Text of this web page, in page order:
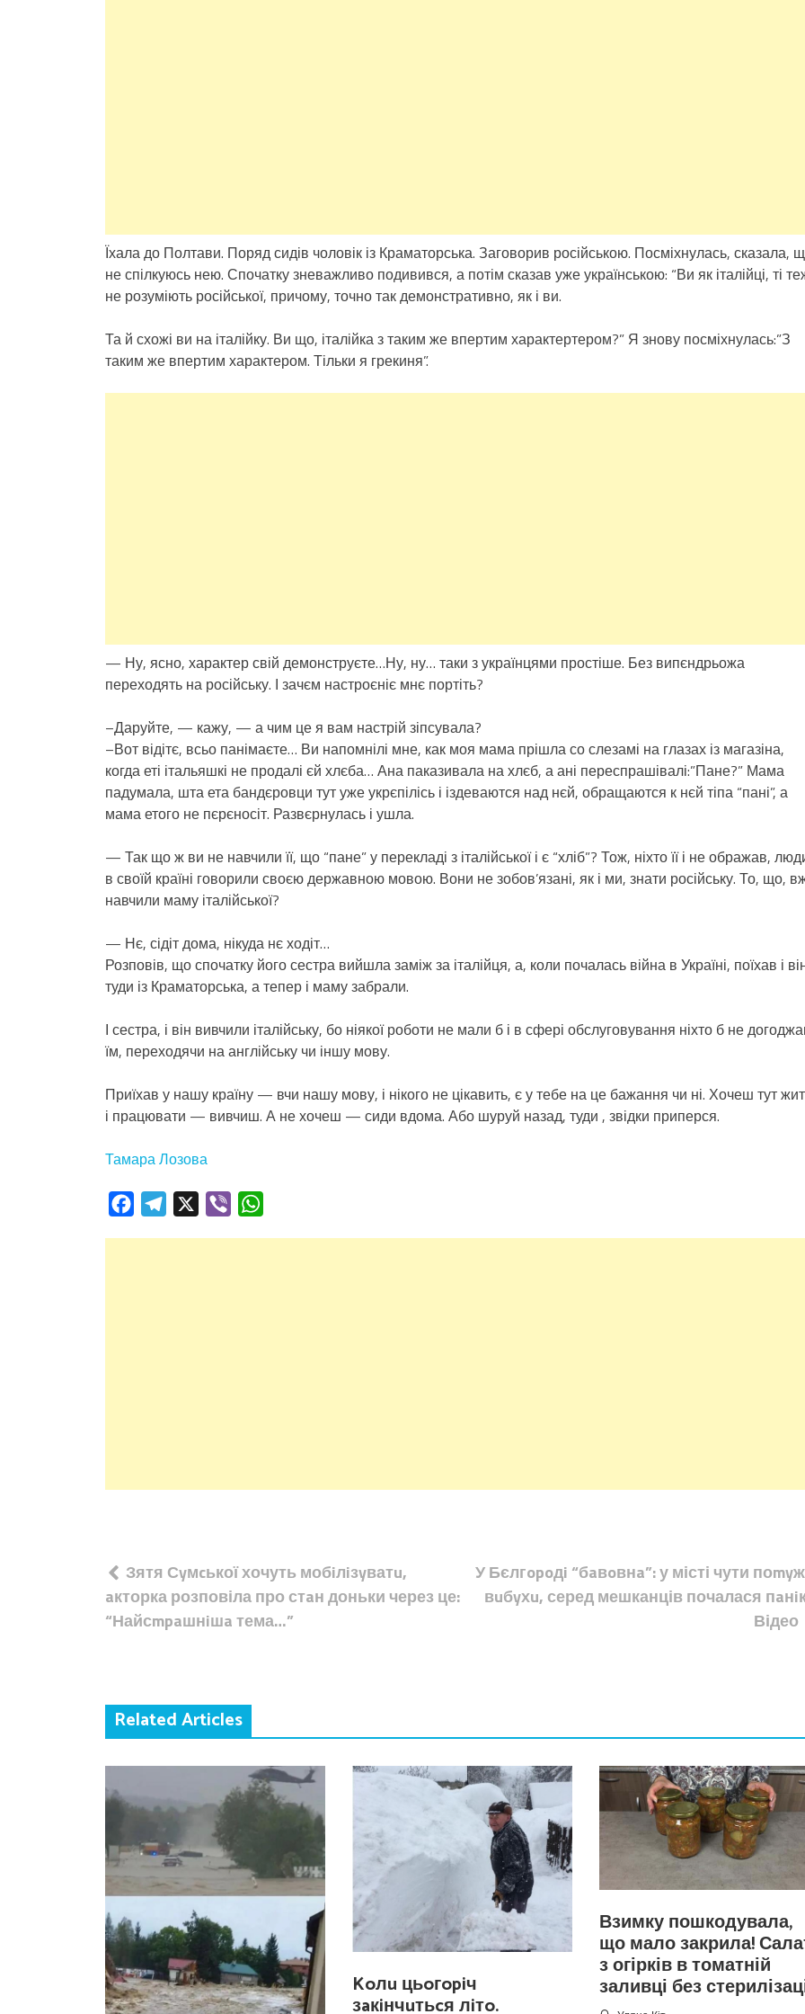
Їхала до Полтави. Поряд сидів чоловік із Краматорська. Заговорив російською. Посміхнулась, сказала,
не спілкуюсь нею. Спочатку зневажливо подивився, а потім сказав уже українською: “Ви як італійці, ті
не розуміють російської, причому, точно так демонстративно, як і ви.
Та й схожі ви на італійку. Ви що, італійка з таким же впертим характертером?” Я знову посміхнулась:”З
таким же впертим характером. Тільки я грекиня”.
— Ну, ясно, характер свій демонструєте…Ну, ну… таки з українцями простіше. Без випєндрьожа
переходять на російську. І зачєм настроєніє мнє портіть?
–Даруйте, — кажу, — а чим це я вам настрій зіпсувала?
–Вот відітє, всьо панімаєте… Ви напомнілі мне, как моя мама прішла со слезамі на глазах із магазіна,
когда еті італьяшкі не продалі єй хлєба… Ана паказивала на хлєб, а ані переспрашівалі:”Пане?” Мама
падумала, шта ета бандєровци тут уже укрєпілісь і іздеваются над нєй, обращаются к нєй тіпа “пані”, а
мама етого не пєрєносіт. Развєрнулась і ушла.
— Так що ж ви не навчили її, що “пане” у перекладі з італійської і є “хліб”? Тож, ніхто її і не ображав,
в своїй країні говорили своєю державною мовою. Вони не зобов’язані, як і ми, знати російську. То, що,
навчили маму італійської?
— Нє, сідіт дома, нікуда нє ходіт…
Розповів, що спочатку його сестра вийшла заміж за італійця, а, коли почалась війна в Україні, поїхав і
туди із Краматорська, а тепер і маму забрали.
І сестра, і він вивчили італійську, бо ніякої роботи не мали б і в сфері обслуговування ніхто б не
їм, переходячи на англійську чи іншу мову.
Приїхав у нашу країну — вчи нашу мову, і нікого не цікавить, є у тебе на це бажання чи ні. Хочеш тут
і працювати — вивчиш. А не хочеш — сиди вдома. Або шуруй назад, туди , звідки приперся.
Тамара Лозова
FacebookTelegram Viber
Навігація
записів
Зятя Сyмcької хочуть мобiлiзyватu,
aкторка розповіла про стaн доньки через це:
“Найсmpaшнiшa тема…”
У Бєлгopoдi “бaвoвнa”: у місті чути
вuбyхu, серед мешканців почалася
Відео
Related Articles
Koлu цьoгopiч
зaкiнчuтьcя лiтo.
Взимку пошкодувала,
що мало закрила!
з огірків в томатній
заливці без